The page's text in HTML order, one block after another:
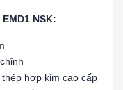
NSK:
hợp kim cao cấp